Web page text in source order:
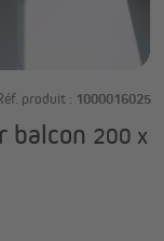
produit : 1000016025
balcon 200 x